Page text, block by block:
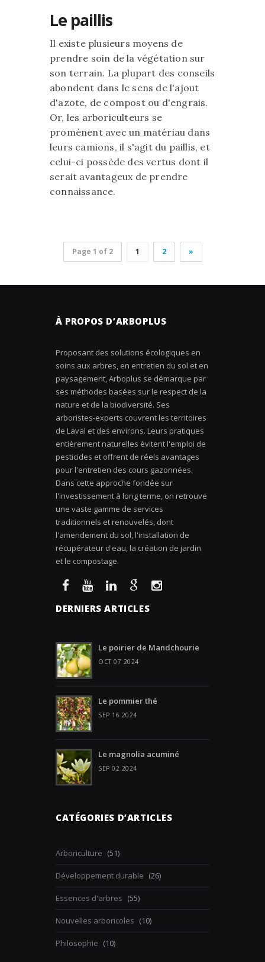
Le paillis
Il existe plusieurs moyens de
prendre soin de la végétation sur
son terrain. La plupart des conseils
abondent dans le sens de l'ajout
d'azote, de compost ou d'engrais.
Or, les arboriculteurs se
promènent avec un matériau dans
leurs camions, il s'agit du paillis, et
celui-ci possède des vertus dont il
serait avantageux de prendre
connaissance.
Page 1 of 2 1 2 »
À PROPOS D’ARBOPLUS
Proposant des solutions écologiques en
soins aux arbres, en entretien du sol et en
paysagement, Arboplus se démarque par
ses méthodes basées sur le respect de la
nature et de la biodiversité. Ses
arboristes-experts couvrent les territoires
de Laval et des environs. Leurs pratiques
entièrement naturelles évitent l'emploi de
pesticides et offrent de réels avantages
pour l'entretien des cours gazonnées.
Dans cette approche fondée sur
l'investissement à long terme, on retrouve
une vaste gamme de services
traditionnels et renouvelés, dont
l'amendement du sol, l'installation de
récupérateur d'eau, la création de jardin
et le compostage.
DERNIERS ARTICLES
Le poirier de Mandchourie
OCT 07 2024
Le pommier thé
SEP 16 2024
Le magnolia acuminé
SEP 02 2024
CATÉGORIES D’ARTICLES
Arboriculture (51)
Développement durable (26)
Essences d'arbres (55)
Nouvelles arboricoles (10)
Philosophie (10)